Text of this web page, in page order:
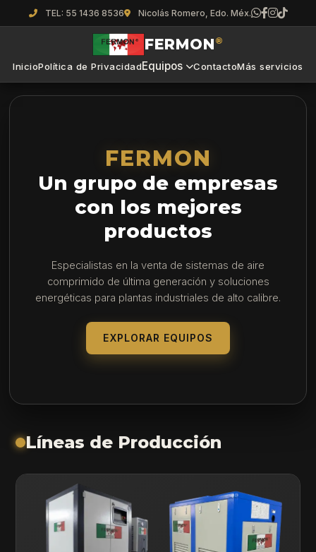
TEL: 55 1436 8536 Nicolás Romero, Edo. Méx.
FERMON ®
InicioPolítica de PrivacidadEquipos ContactoMás servicios
FERMON
Un grupo de empresas
con los mejores
productos
Especialistas en la venta de sistemas de aire
comprimido de última generación y soluciones
energéticas para plantas industriales de alto calibre.
EXPLORAR EQUIPOS
Líneas de Producción